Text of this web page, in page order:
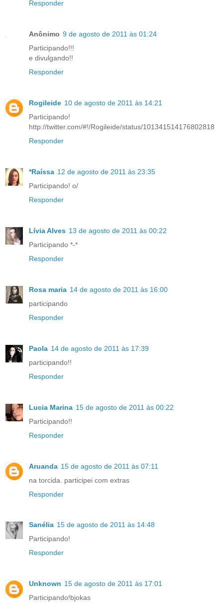
Responder
Anônimo 9 de agosto de 2011 às 01:24
Participando!!!
e divulgando!!
Responder
Rogileide 10 de agosto de 2011 às 14:21
Participando!
http://twitter.com/#!/Rogileide/status/101341514176802818
Responder
*Raíssa 12 de agosto de 2011 às 23:35
Participando! o/
Responder
Lívia Alves 13 de agosto de 2011 às 00:22
Participando *-*
Responder
Rosa maria 14 de agosto de 2011 às 16:00
participando
Responder
Paola 14 de agosto de 2011 às 17:39
participando!!
Responder
Lucia Marina 15 de agosto de 2011 às 00:22
Participando!!
Responder
Aruanda 15 de agosto de 2011 às 07:11
na torcida. participei com extras
Responder
Sanélia 15 de agosto de 2011 às 14:48
Participando!
Responder
Unknown 15 de agosto de 2011 às 17:01
Participando!bjokas